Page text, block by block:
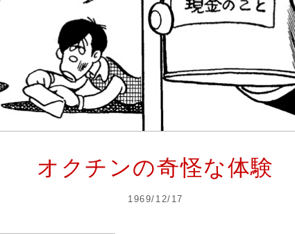
オクチンの奇怪な体験
1969/12/17